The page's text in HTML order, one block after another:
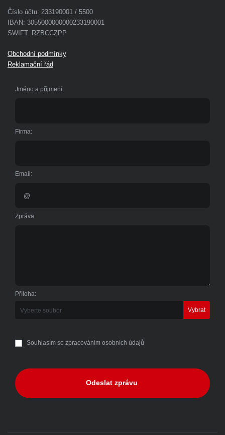
Číslo účtu: 233190001 / 5500
IBAN: 3055000000000233190001
SWIFT: RZBCCZPP
Obchodní podmínky
Reklamační řád
Jméno a příjmení:
Firma:
Email:
Zpráva:
Příloha:
Vyberte soubor
Souhlasím se zpracováním osobních údajů
Odeslat zprávu